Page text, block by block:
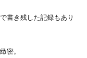
書き残した記録もあり
密。